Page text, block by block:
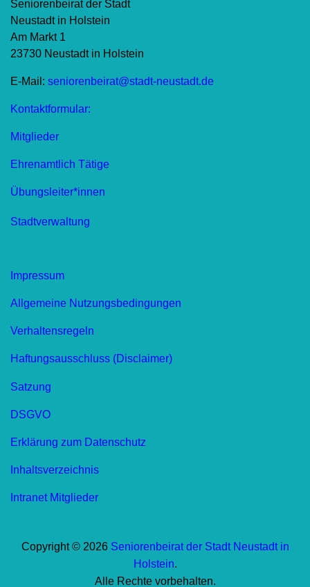
Seniorenbeirat der Stadt
Neustadt in Holstein
Am Markt 1
23730 Neustadt in Holstein
E-Mail: seniorenbeirat@stadt-neustadt.de
Kontaktformular:
Mitglieder
Ehrenamtlich Tätige
Übungsleiter*innen
Stadtverwaltung
Impressum
Allgemeine Nutzungsbedingungen
Verhaltensregeln
Haftungsausschluss (Disclaimer)
Satzung
DSGVO
Erklärung zum Datenschutz
Inhaltsverzeichnis
Intranet Mitglieder
Copyright © 2026 Seniorenbeirat der Stadt Neustadt in
Holstein.
Alle Rechte vorbehalten.